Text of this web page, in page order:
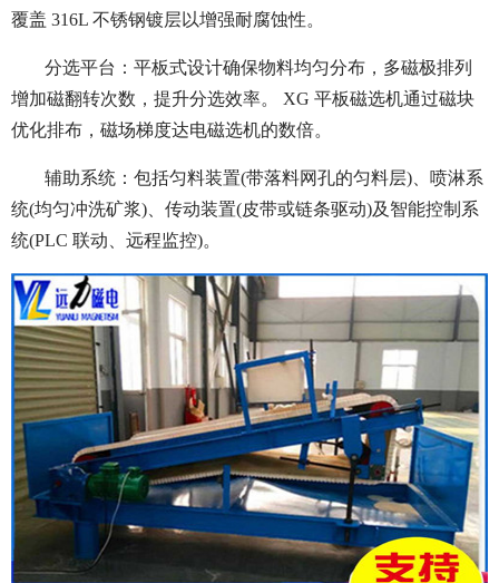
覆盖 316L 不锈钢镀层以增强耐腐蚀性。
分选平台：平板式设计确保物料均匀分布，多磁极排列
增加磁翻转次数，提升分选效率。 XG 平板磁选机通过磁块
优化排布，磁场梯度达电磁选机的数倍。
辅助系统：包括匀料装置(带落料网孔的匀料层)、喷淋系
统(均匀冲洗矿浆)、传动装置(皮带或链条驱动)及智能控制系
统(PLC 联动、远程监控)。